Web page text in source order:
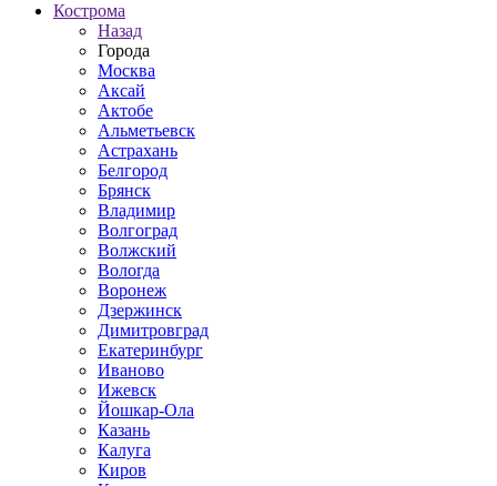
Кострома
Назад
Города
Москва
Аксай
Актобе
Альметьевск
Астрахань
Белгород
Брянск
Владимир
Волгоград
Волжский
Вологда
Воронеж
Дзержинск
Димитровград
Екатеринбург
Иваново
Ижевск
Йошкар-Ола
Казань
Калуга
Киров